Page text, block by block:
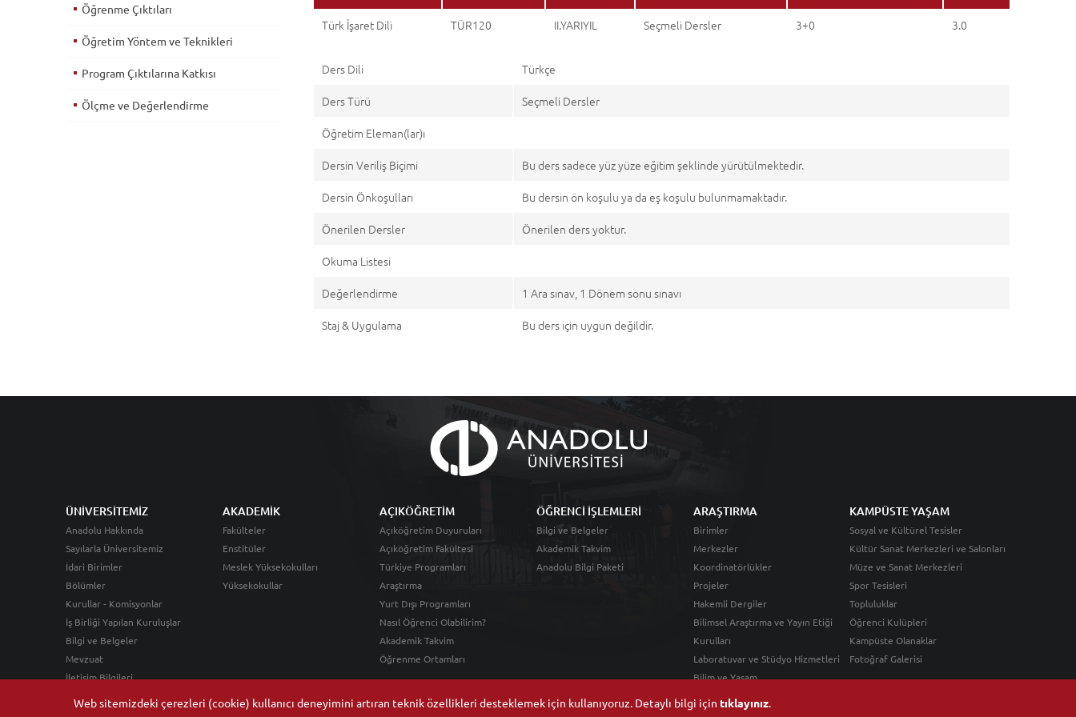
Türk İşaret Dili TÜR120 II.YARIYIL Seçmeli Dersler 3+0 3.0
Ders Dili
Türkçe
Ders Türü
Seçmeli Dersler
Öğretim Eleman(lar)ı
Dersin Veriliş Biçimi
Bu ders sadece yüz yüze eğitim şeklinde yürütülmektedir.
Dersin Önkoşulları
Bu dersin ön koşulu ya da eş koşulu bulunmamaktadır.
Önerilen Dersler
Önerilen ders yoktur.
Okuma Listesi
Değerlendirme
1 Ara sınav, 1 Dönem sonu sınavı
Staj & Uygulama
Bu ders için uygun değildir.
Öğrenme Çıktıları
Öğretim Yöntem ve Teknikleri
Program Çıktılarına Katkısı
Ölçme ve Değerlendirme
Web sitemizdeki çerezleri (cookie) kullanıcı deneyimini artıran teknik özellikleri desteklemek için kullanıyoruz. Detaylı bilgi için tıklayınız.
ÜNİVERSİTEMİZ
Anadolu Hakkında
Sayılarla Üniversitemiz
İdari Birimler
Bölümler
Kurullar - Komisyonlar
İş Birliği Yapılan Kuruluşlar
Bilgi ve Belgeler
Mevzuat
İletişim Bilgileri
AKADEMİK
Fakülteler
Enstitüler
Meslek Yüksekokulları
Yüksekokullar
AÇIKÖĞRETİM
Açıköğretim Duyuruları
Açıköğretim Fakültesi
Türkiye Programları
Araştırma
Yurt Dışı Programları
Nasıl Öğrenci Olabilirim?
Akademik Takvim
Öğrenme Ortamları
ÖĞRENCİ İŞLEMLERİ
Bilgi ve Belgeler
Akademik Takvim
Anadolu Bilgi Paketi
ARAŞTIRMA
Birimler
Merkezler
Koordinatörlükler
Projeler
Hakemli Dergiler
Bilimsel Araştırma ve Yayın Etiği
Kurulları
Laboratuvar ve Stüdyo Hizmetleri
Bilim ve Yaşam
KAMPÜSTE YAŞAM
Sosyal ve Kültürel Tesisler
Kültür Sanat Merkezleri ve Salonları
Müze ve Sanat Merkezleri
Spor Tesisleri
Topluluklar
Öğrenci Kulüpleri
Kampüste Olanaklar
Fotoğraf Galerisi